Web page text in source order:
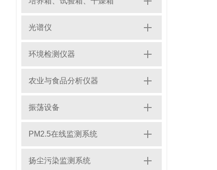
光谱仪
环境检测仪器
农业与食品分析仪器
振荡设备
PM2.5在线监测系统
扬尘污染监测系统